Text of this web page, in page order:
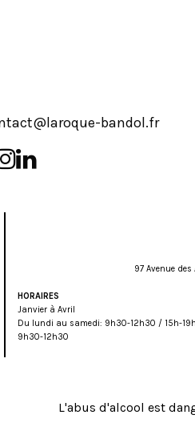
euqoral@tcatnoc
97 Avenue
HORAIRES
Janvier à Avril
Du lundi au samedi: 9h30-12h30 / 15h-
9h30-12h30
L'abus d'alcool est